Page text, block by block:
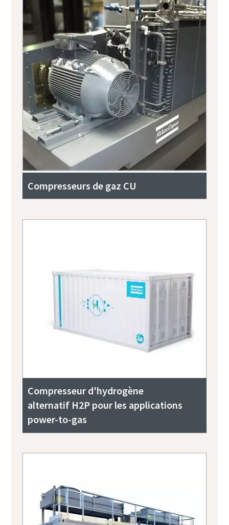
Compresseurs de gaz CU
Compresseur d'hydrogène
alternatif H2P pour les applications
power-to-gas